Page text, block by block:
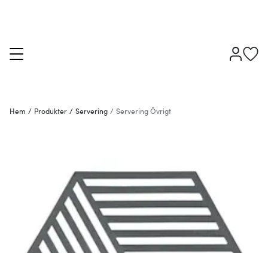
Hem / Produkter / Servering / Servering Övrigt